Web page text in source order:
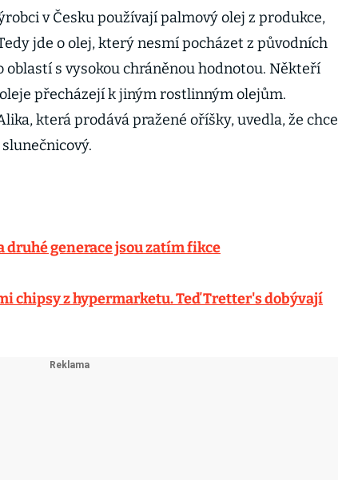
v Česku používají palmový olej z produkce,
jde o olej, který nesmí pocházet z původních
oblastí s vysokou chráněnou hodnotou. Někteří
přecházejí k jiným rostlinným olejům.
která prodává pražené oříšky, uvedla, že chce
generace jsou zatím fikce
chipsy z hypermarketu. Teď Tretter's dobývají